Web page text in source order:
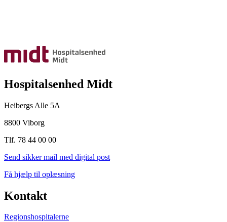
Hospitalsenhed Midt
Heibergs Alle 5A
8800 Viborg
Tlf. 78 44 00 00
Send sikker mail med digital post
Få hjælp til oplæsning
Kontakt
Regionshospitalerne